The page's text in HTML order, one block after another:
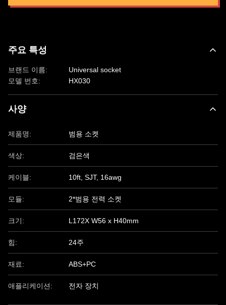
주요 특성
브랜드 이름:
Universal socket
모델 번호:
HX030
사양
제품명: 범용 소켓
색상: 검은색
케이블: 10ft, SJT, 16awg
모듈: 2*범용 전력 소켓
크기: L172X W56 x H40mm
힘: 24주
재료: ABS+PC
애플리케이션: 전자 장치